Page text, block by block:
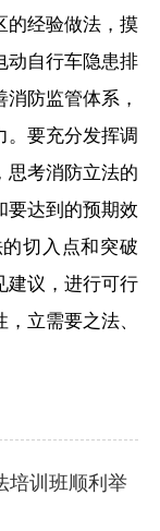
的经验做法，摸
动自行车隐患排
防监管体系，
。要充分发挥调
思考消防立法的
要达到的预期效
切入点和突破
建议，进行可行
立需要之法、
培训班顺利举